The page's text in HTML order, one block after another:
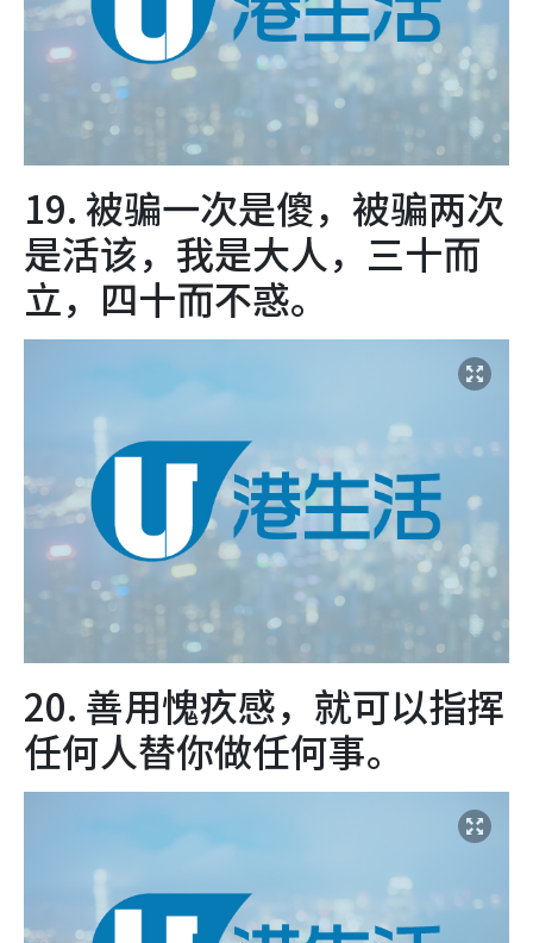
19. 被骗一次是傻，被骗两次
是活该，我是大人，三十而
立，四十而不惑。
20. 善用愧疚感，就可以指挥
任何人替你做任何事。